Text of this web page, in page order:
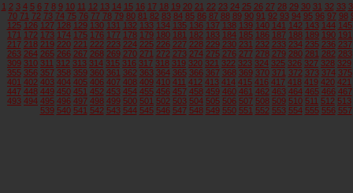
1 2 3 4 5 6 7 8 9 10 11 12 13 14 15 16 17 18 19 20 21 22 23 24 25 26 27 28 29 30 31 32 33
70 71 72 73 74 75 76 77 78 79 80 81 82 83 84 85 86 87 88 89 90 91 92 93 94 95 96 97 98
125 126 127 128 129 130 131 132 133 134 135 136 137 138 139 140 141 142 143 144 145
171 172 173 174 175 176 177 178 179 180 181 182 183 184 185 186 187 188 189 190 191
217 218 219 220 221 222 223 224 225 226 227 228 229 230 231 232 233 234 235 236 237
263 264 265 266 267 268 269 270 271 272 273 274 275 276 277 278 279 280 281 282 283
309 310 311 312 313 314 315 316 317 318 319 320 321 322 323 324 325 326 327 328 329
355 356 357 358 359 360 361 362 363 364 365 366 367 368 369 370 371 372 373 374 375
401 402 403 404 405 406 407 408 409 410 411 412 413 414 415 416 417 418 419 420 421
447 448 449 450 451 452 453 454 455 456 457 458 459 460 461 462 463 464 465 466 467
493 494 495 496 497 498 499 500 501 502 503 504 505 506 507 508 509 510 511 512 513
539 540 541 542 543 544 545 546 547 548 549 550 551 552 553 554 555 556 557